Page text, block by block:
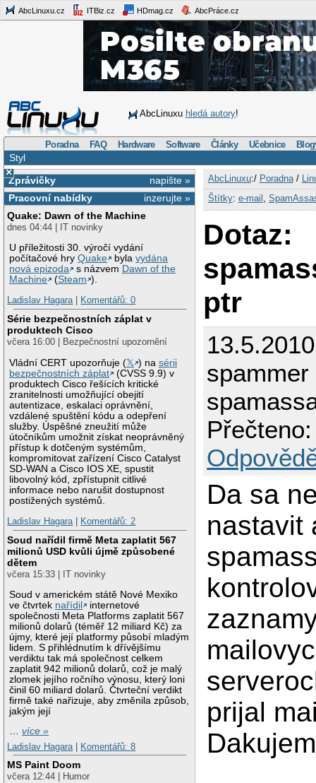
AbcLinuxu.cz ITBiz.cz HDmag.cz AbcPráce.cz
AbcLinuxu hledá autory!
Poradna FAQ Hardware Software Články Učebnice
Styl
×
napište »
Zprávičky
inzerujte »
Pracovní nabídky
Quake: Dawn of the Machine
dnes 04:44 | IT novinky
U příležitosti 30. výročí vydání
počítačové hryQuake bylavydána
nová epizoda
s názvem Dawn of the
Machine
(Steam ).
Ladislav Hagara| Komentářů: 0
Série bezpečnostních záplat v
produktech Cisco
včera 16:00 | Bezpečnostní upozornění
Vládní CERT upozorňuje (𝕏 ) nasérii
bezpečnostních záplat
(CVSS 9.9) v
produktech Cisco řešících kritické
zranitelnosti umožňující obejití
autentizace, eskalaci oprávnění,
vzdálené spuštění kódu a odepření
služby. Úspěšné zneužití může
útočníkům umožnit získat neoprávněný
přístup k dotčeným systémům,
kompromitovat zařízení Cisco Catalyst
SD-WAN a Cisco IOS XE, spustit
libovolný kód, zpřístupnit citlivé
informace nebo narušit dostupnost
postižených systémů.
Ladislav Hagara| Komentářů: 2
Soud nařídil firmě Meta zaplatit 567
milionů USD kvůli újmě způsobené
dětem
včera 15:33 | IT novinky
Soud v americkém státě Nové Mexiko
ve čtvrtek nařídil
internetové
společnosti Meta Platforms zaplatit 567
milionů dolarů (téměř 12 miliard Kč) za
újmy, které její platformy působí mladým
lidem. S přihlédnutím k dřívějšímu
verdiktu tak má společnost celkem
zaplatit 942 milionů dolarů, což je malý
zlomek jejího ročního výnosu, který loni
činil 60 miliard dolarů. Čtvrteční verdikt
firmě také nařizuje, aby změnila způsob,
jakým její
…více »
Ladislav Hagara
Komentářů: 8
MS Paint Doom
včera 12:44 | Humor
AbcLinuxu:/ Poradna/
Štítky: e-mail
Dotaz:
ptr
spammer
Da sa
nastavit
prijal